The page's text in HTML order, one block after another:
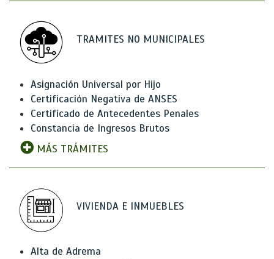
TRAMITES NO MUNICIPALES
Asignación Universal por Hijo
Certificación Negativa de ANSES
Certificado de Antecedentes Penales
Constancia de Ingresos Brutos
MÁS TRÁMITES
VIVIENDA E INMUEBLES
Alta de Adrema